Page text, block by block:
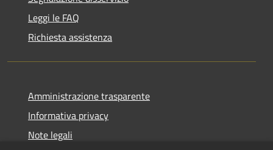
Leggi le FAQ
Richiesta assistenza
Amministrazione trasparente
Informativa privacy
Note legali